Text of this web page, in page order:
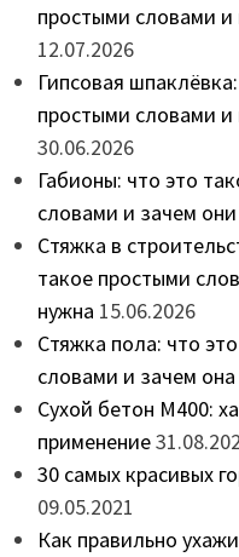
простыми словами и
12.07.2026
Гипсовая
простыми словами и
30.06.2026
Габионы: что это
словами и зачем
Стяжка в
такое простыми
нужна 15.06.2026
Стяжка пола: что
словами и зачем
Сухой бетон М400:
применение
30 самых красивых
09.05.2021
Как правильно